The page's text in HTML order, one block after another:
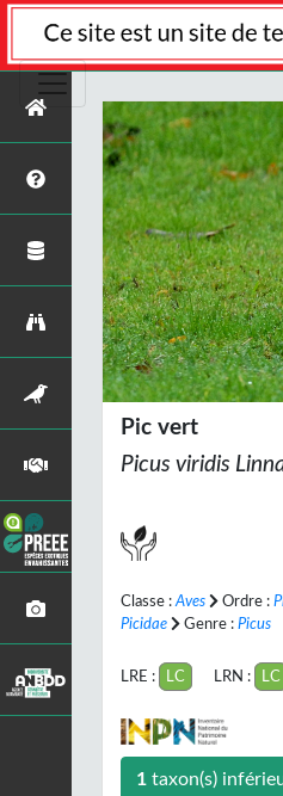
Pic vert
Picus viridis
Classe : Aves Ordre :
Picidae
Genre : Picus
LRE : LC LRN : LC
1taxon(s)